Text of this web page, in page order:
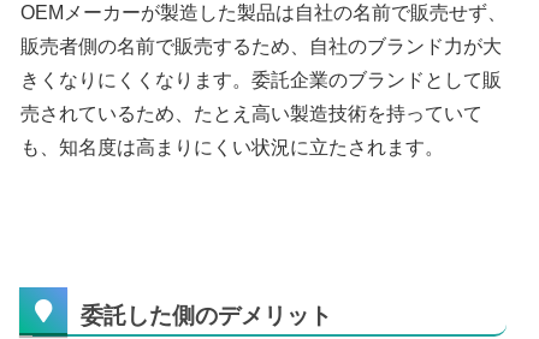
OEMメーカーが製造した製品は自社の名前で販売せず、
販売者側の名前で販売するため、自社のブランド力が大
きくなりにくくなります。委託企業のブランドとして販
売されているため、たとえ高い製造技術を持っていて
も、知名度は高まりにくい状況に立たされます。
委託した側のデメリット